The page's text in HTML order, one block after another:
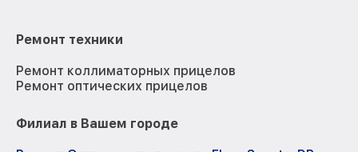
Ремонт техники
Ремонт коллиматорных прицелов
Ремонт оптических прицелов
Филиал в Вашем городе